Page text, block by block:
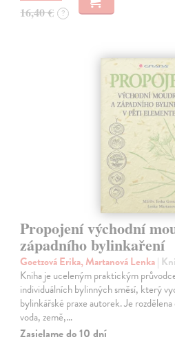
16,40 € ?
Propojení východní
západního bylinkaření
Goetzová Erika, Martanová Lenka|
Kniha je uceleným praktickým
individuálních bylinných směsí, který
bylinkářské praxe autorek. Je
voda, země,…
Zasielame do 10 dní